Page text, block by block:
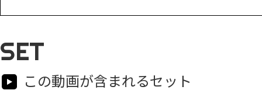
SET
この動画が含まれるセット